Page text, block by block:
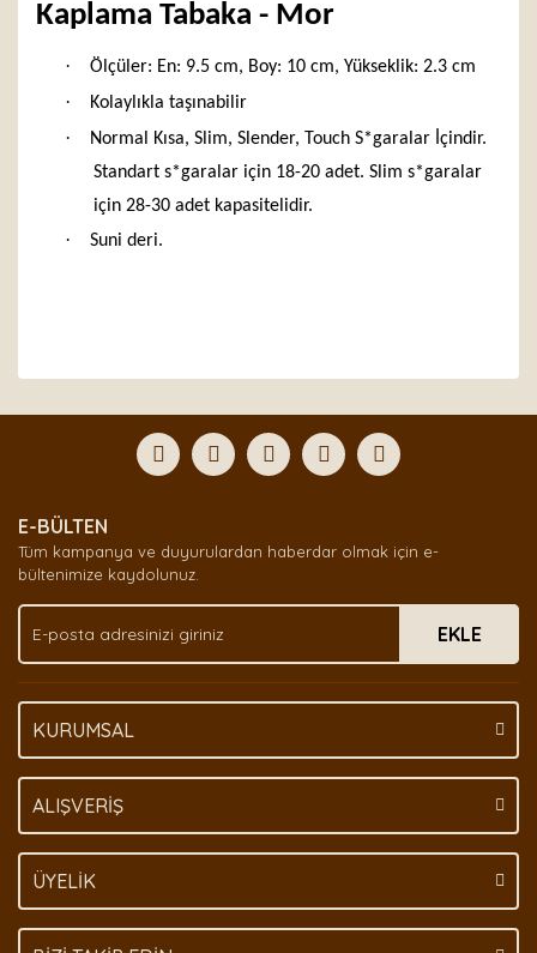
Kaplama Tabaka - Mor
· Ölçüler: En: 9.5 cm, Boy: 10 cm, Yükseklik: 2.3 cm
· Kolaylıkla taşınabilir
·
Normal Kısa, Slim, Slender, Touch S*garalar İçindir.
Standart s*garalar için 18-20 adet. Slim s*garalar
için 28-30 adet kapasitelidir.
· Suni deri.
Yorum Yaz
formunu kullanarak tarafımıza iletebilirsiniz.
Görüş ve önerileriniz için teşekkür ederiz.
Ürün açıklamasında eksik bilgiler bulunuyor.
Ürün bilgilerinde hatalar bulunuyor.
Bu ürüne benzer farklı alternatifler olmalı.
E-BÜLTEN
Tüm kampanya ve duyurulardan haberdar olmak için e-
bültenimize kaydolunuz.
EKLE
KURUMSAL
ALIŞVERİŞ
ÜYELİK